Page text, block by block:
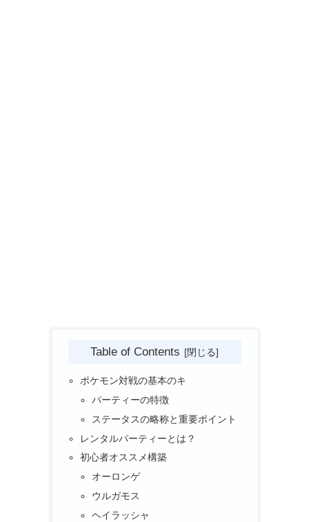
Table of Contents
ポケモン対戦の基本のキ
パーティーの特徴
ステータスの略称と重要ポイント
レンタルパーティーとは？
初心者オススメ構築
オーロンゲ
ウルガモス
ヘイラッシャ